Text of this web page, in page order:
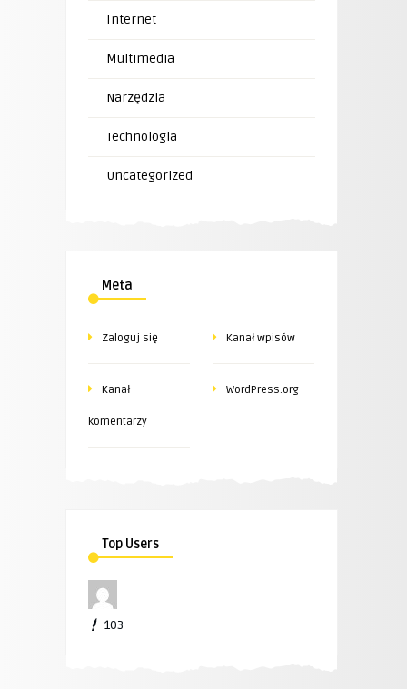
Internet
Multimedia
Narzędzia
Technologia
Uncategorized
Meta
Zaloguj się Kanał wpisów
Kanał
komentarzy
WordPress.org
Top Users
103